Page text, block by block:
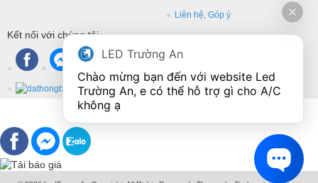
Liên hệ, Góp ý
Kết nối với chúng tôi
LED Trường An
Chào mừng bạn đến với website Led
Trường An, e có thể hỗ trợ gì cho A/C
không ạ